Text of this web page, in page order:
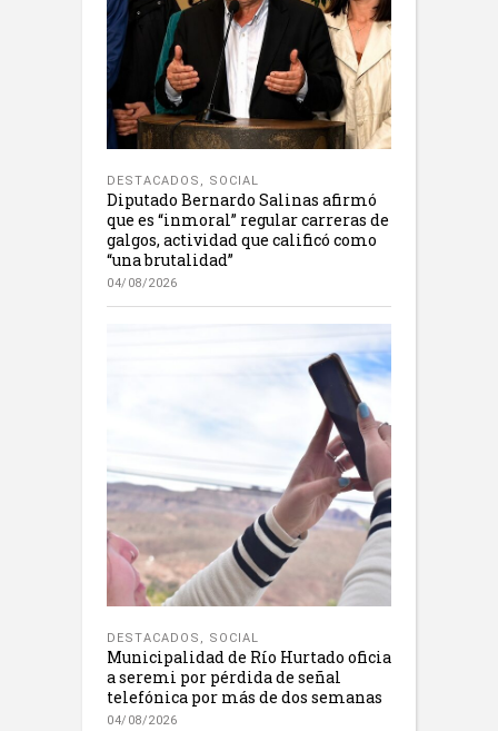
DESTACADOS , SOCIAL
Diputado Bernardo Salinas afirmó
que es “inmoral” regular carreras de
galgos, actividad que calificó como
“una brutalidad”
04/08/2026
DESTACADOS , SOCIAL
Municipalidad de Río Hurtado oficia
a seremi por pérdida de señal
telefónica por más de dos semanas
04/08/2026